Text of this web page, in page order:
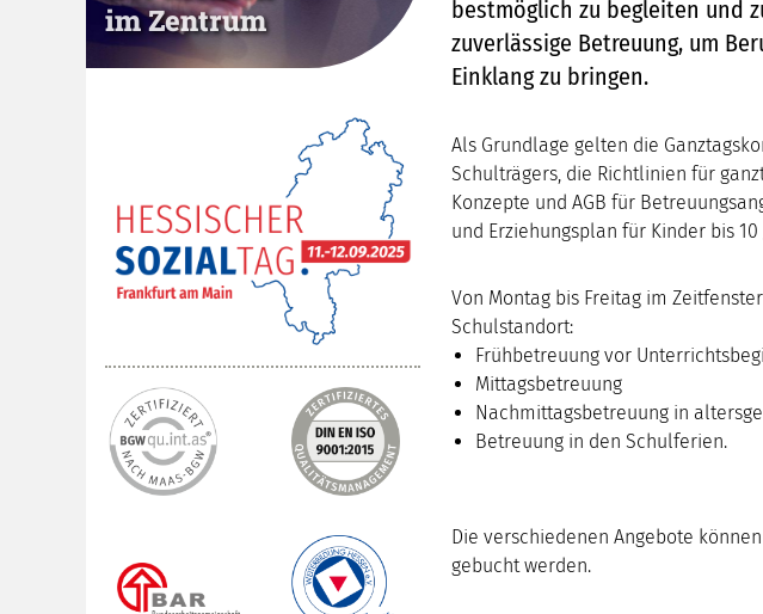
im Zentrum
bestmöglich zu begleiten und
zuverlässige Betreuung, um
Einklang zu bringen.
Als Grundlage gelten die
Schulträgers, die Richtlinien für
Konzepte und AGB für
und Erziehungsplan für Kinder bis 10
Von Montag bis Freitag im
Schulstandort:
Frühbetreuung vor
Mittagsbetreuung
Nachmittagsbetreuung in
Betreuung in den Schulferien.
Die verschiedenen Angebote
gebucht werden.